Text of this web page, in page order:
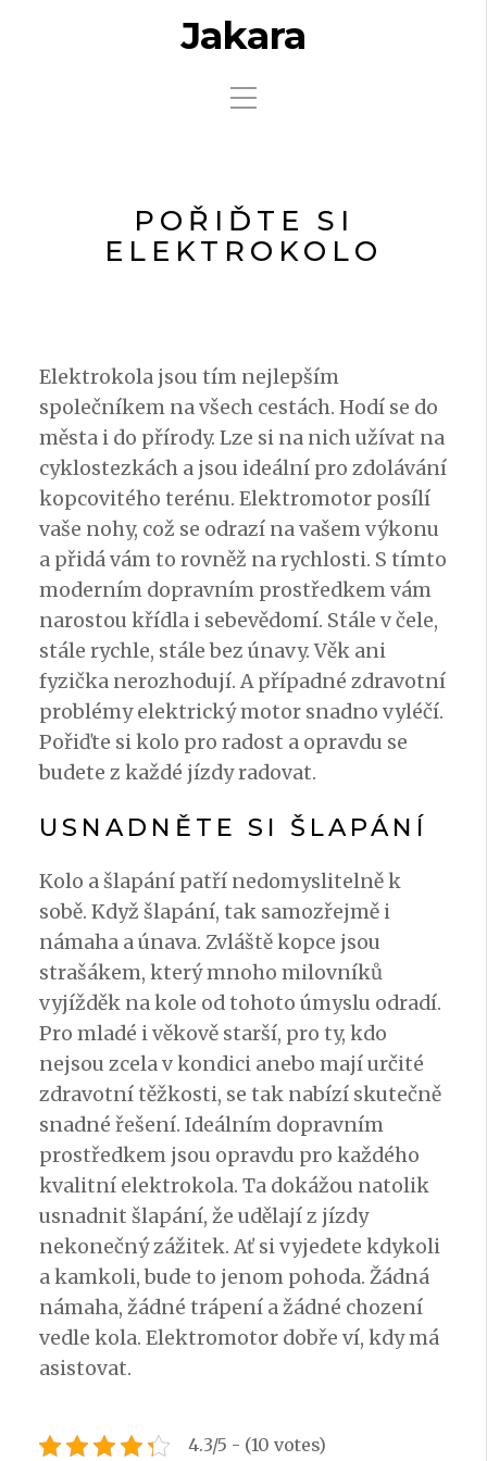
Jakara
POŘIĎTE SI
ELEKTROKOLO
Elektrokola jsou tím nejlepším
společníkem na všech cestách. Hodí se do
města i do přírody. Lze si na nich užívat na
cyklostezkách a jsou ideální pro zdolávání
kopcovitého terénu. Elektromotor posílí
vaše nohy, což se odrazí na vašem výkonu
a přidá vám to rovněž na rychlosti. S tímto
moderním dopravním prostředkem vám
narostou křídla i sebevědomí. Stále v čele,
stále rychle, stále bez únavy. Věk ani
fyzička nerozhodují. A případné zdravotní
problémy elektrický motor snadno vyléčí.
Pořiďte si kolo pro radost a opravdu se
budete z každé jízdy radovat.
USNADNĚTE SI ŠLAPÁNÍ
Kolo a šlapání patří nedomyslitelně k
sobě. Když šlapání, tak samozřejmě i
námaha a únava. Zvláště kopce jsou
strašákem, který mnoho milovníků
vyjížděk na kole od tohoto úmyslu odradí.
Pro mladé i věkově starší, pro ty, kdo
nejsou zcela v kondici anebo mají určité
zdravotní těžkosti, se tak nabízí skutečně
snadné řešení. Ideálním dopravním
prostředkem jsou opravdu pro každého
kvalitní elektrokola. Ta dokážou natolik
usnadnit šlapání, že udělají z jízdy
nekonečný zážitek. Ať si vyjedete kdykoli
a kamkoli, bude to jenom pohoda. Žádná
námaha, žádné trápení a žádné chození
vedle kola. Elektromotor dobře ví, kdy má
asistovat.
4.3/5 - (10 votes)